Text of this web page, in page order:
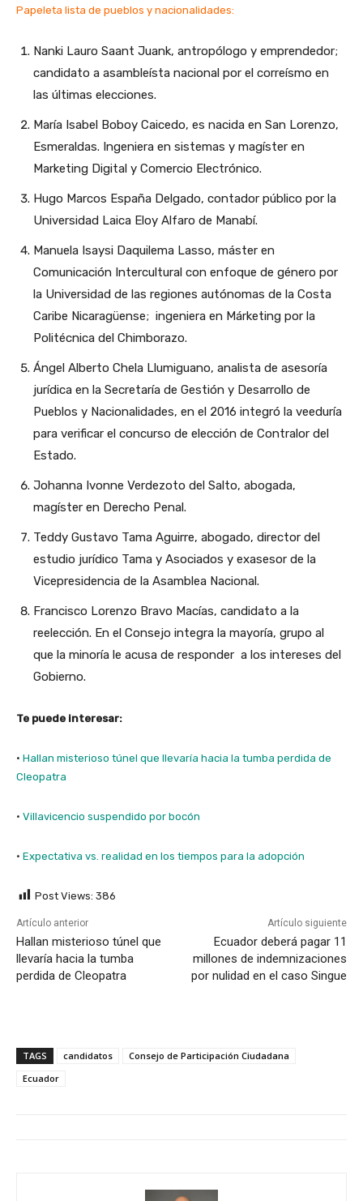
Papeleta lista de pueblos y nacionalidades:
Nanki Lauro Saant Juank, antropólogo y emprendedor;
candidato a asambleísta nacional por el correísmo en
las últimas elecciones.
María Isabel Boboy Caicedo, es nacida en San Lorenzo,
Esmeraldas. Ingeniera en sistemas y magíster en
Marketing Digital y Comercio Electrónico.
Hugo Marcos España Delgado, contador público por la
Universidad Laica Eloy Alfaro de Manabí.
Manuela Isaysi Daquilema Lasso, máster en
Comunicación Intercultural con enfoque de género por
la Universidad de las regiones autónomas de la Costa
Caribe Nicaragüense; ingeniera en Márketing por la
Politécnica del Chimborazo.
Ángel Alberto Chela Llumiguano, analista de asesoría
jurídica en la Secretaría de Gestión y Desarrollo de
Pueblos y Nacionalidades, en el 2016 integró la veeduría
para verificar el concurso de elección de Contralor del
Estado.
Johanna Ivonne Verdezoto del Salto, abogada,
magíster en Derecho Penal.
Teddy Gustavo Tama Aguirre, abogado, director del
estudio jurídico Tama y Asociados y exasesor de la
Vicepresidencia de la Asamblea Nacional.
Francisco Lorenzo Bravo Macías, candidato a la
reelección. En el Consejo integra la mayoría, grupo al
que la minoría le acusa de responder a los intereses del
Gobierno.
Te puede interesar:
· Hallan misterioso túnel que llevaría hacia la tumba perdida de
Cleopatra
· Villavicencio suspendido por bocón
· Expectativa vs. realidad en los tiempos para la adopción
Post Views: 386
Artículo anterior
Hallan misterioso túnel que
llevaría hacia la tumba
perdida de Cleopatra
Artículo siguiente
Ecuador deberá pagar 11
millones de indemnizaciones
por nulidad en el caso Singue
TAGS candidatos
Consejo de Participación Ciudadana
Ecuador